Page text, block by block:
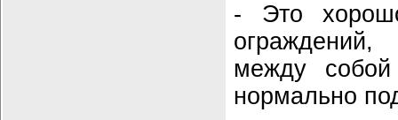
- Это
между
нормально